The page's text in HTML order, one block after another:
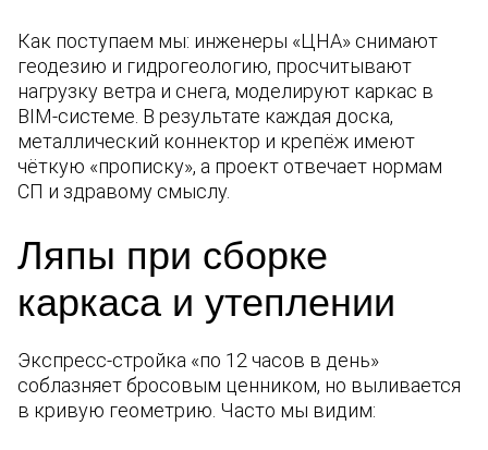
Как поступаем мы: инженеры «ЦНА» снимают
геодезию и гидрогеологию, просчитывают
нагрузку ветра и снега, моделируют каркас в
BIM-системе. В результате каждая доска,
металлический коннектор и крепёж имеют
чёткую «прописку», а проект отвечает нормам
СП и здравому смыслу.
Ляпы при сборке
каркаса и утеплении
Экспресс-стройка «по 12 часов в день»
соблазняет бросовым ценником, но выливается
в кривую геометрию. Часто мы видим: